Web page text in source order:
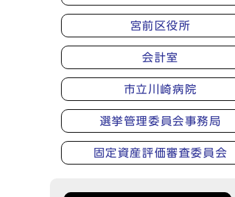
宮前区役所
会計室
市立川崎病院
選挙管理委員会事務局
固定資産評価審査委員会